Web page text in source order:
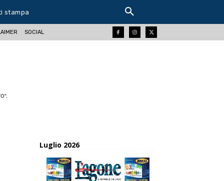
stampa
SOCIAL
Luglio 2026